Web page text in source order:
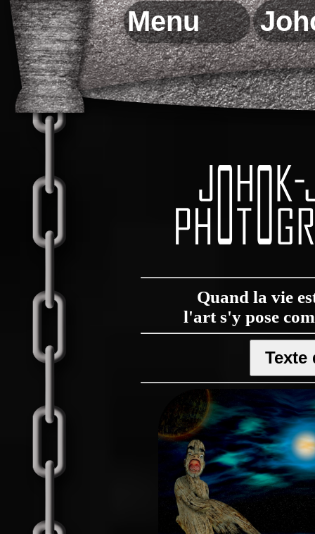
Quand la vie
l'art s'y pose
Texte